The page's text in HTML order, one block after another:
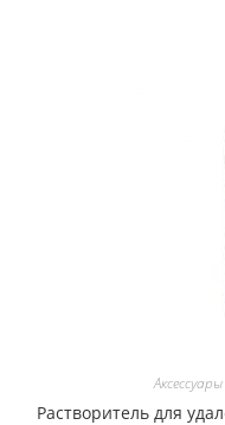
Растворитель для